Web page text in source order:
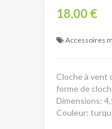
18,00 €
Accessoires
Cloche à vent
forme de
Dimensions:
Couleur: